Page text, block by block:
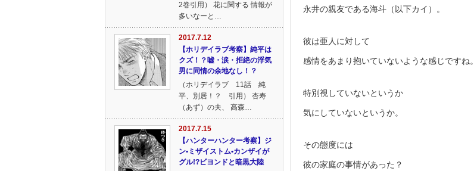
永井の親友である海斗（以下カイ）。
彼は亜人に対して
感情をあまり抱いていないような感じですね。
特別視していないというか
気にしていないというか。
その態度には
彼の家庭の事情があった？
2巻引用） 花に関する 情報が
多いなーと…
2017.7.12
【ホリデイラブ考察】純平は
クズ！？嘘・涙・拒絶の浮気
男に同情の余地なし！？
（ホリデイラブ 11話 純
平、別居！？ 引用） 杏寿
（あず）の夫、 高森…
2017.7.15
【ハンターハンター考察】ジ
ン•ミザイストム•カンザイが
グル!?ビヨンドと暗黒大陸